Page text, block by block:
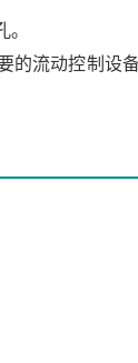
的流动控制设备